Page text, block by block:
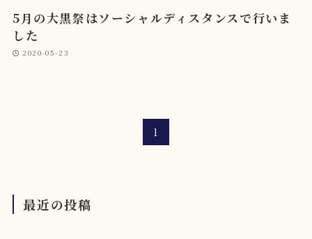
5月の大黒祭はソーシャルディスタンスで行いま
した
2020-05-23
1
最近の投稿